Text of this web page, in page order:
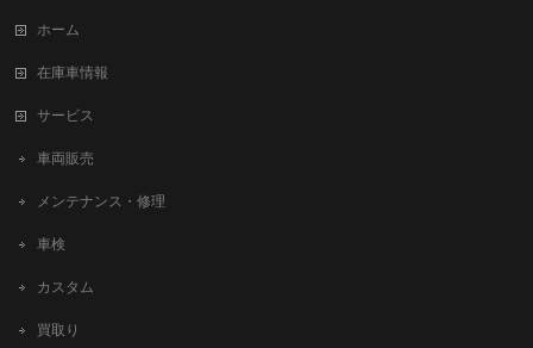
ホーム
在庫車情報
サービス
車両販売
メンテナンス・修理
車検
カスタム
買取り